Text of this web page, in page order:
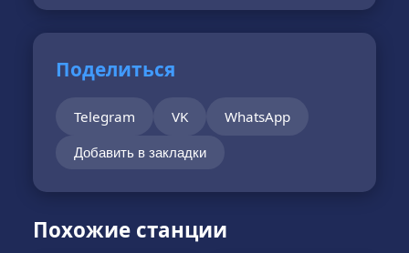
Поделиться
Telegram VK WhatsApp
Добавить в закладки
Похожие станции